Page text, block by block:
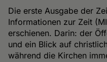
Die erste Ausgabe der
Informationen zur Zeit
erschienen. Darin: der
und ein Blick auf
während die Kirchen